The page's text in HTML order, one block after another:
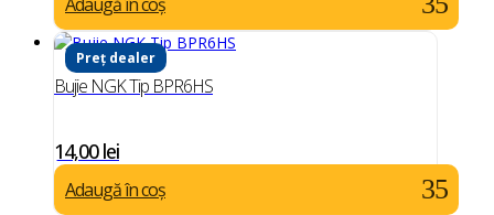
Adaugă în coș
Preț dealer
Bujie NGK Tip BPR6HS
14,00lei
Adaugă în coș